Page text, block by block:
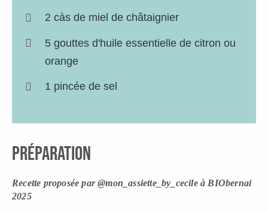
2 càs de miel de châtaignier
5 gouttes d'huile essentielle de citron ou
orange
1 pincée de sel
préparation
Recette proposée par @mon_assiette_by_cecile à BIObernai
2025